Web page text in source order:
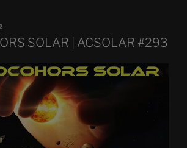
SOLAR | ACSOLAR #293